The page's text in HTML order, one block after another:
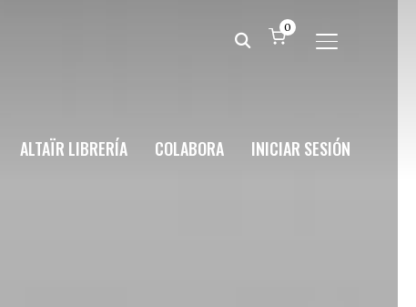
ALTERNAR
0
ALTAÏR LIBRERÍA COLABORA INICIAR SESIÓN